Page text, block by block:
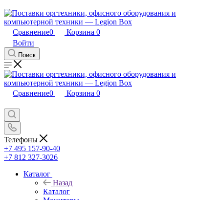
Сравнение0 Корзина 0
Войти
Поиск
Сравнение0 Корзина 0
Телефоны
+7 495 157-90-40
+7 812 327-3026
Каталог
Назад
Каталог